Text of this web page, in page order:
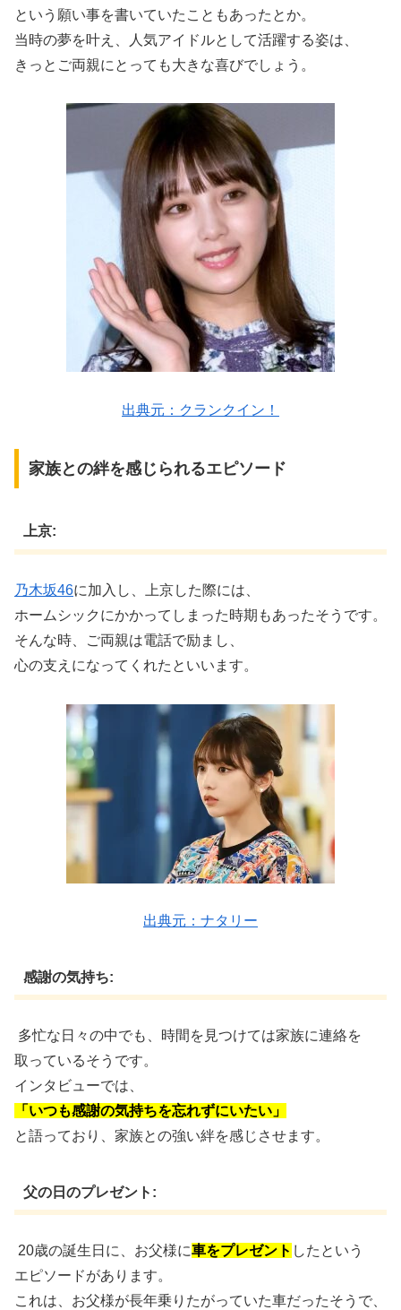
という願い事を書いていたこともあったとか。
当時の夢を叶え、人気アイドルとして活躍する姿は、
きっとご両親にとっても大きな喜びでしょう。
出典元：クランクイン！
家族との絆を感じられるエピソード
上京:
乃木坂46に加入し、上京した際には、
ホームシックにかかってしまった時期もあったそうです。
そんな時、ご両親は電話で励まし、
心の支えになってくれたといいます。
出典元：ナタリー
感謝の気持ち:
多忙な日々の中でも、時間を見つけては家族に連絡を
取っているそうです。
インタビューでは、
「いつも感謝の気持ちを忘れずにいたい」
と語っており、家族との強い絆を感じさせます。
父の日のプレゼント:
20歳の誕生日に、お父様に車をプレゼント したという
エピソードがあります。
これは、お父様が長年乗りたがっていた車だったそうで、